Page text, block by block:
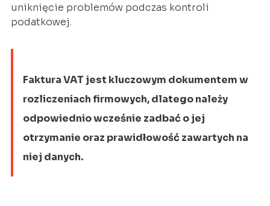
uniknięcie problemów podczas kontroli
podatkowej.
Faktura VAT jest kluczowym dokumentem w
rozliczeniach firmowych, dlatego należy
odpowiednio wcześnie zadbać o jej
otrzymanie oraz prawidłowość zawartych na
niej danych.